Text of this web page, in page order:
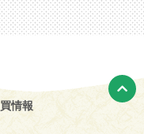
情報